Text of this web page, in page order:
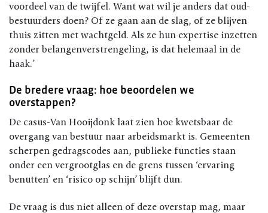
voordeel van de twijfel. Want wat wil je anders dat oud-
bestuurders doen? Of ze gaan aan de slag, of ze blijven
thuis zitten met wachtgeld. Als ze hun expertise inzetten
zonder belangenverstrengeling, is dat helemaal in de
haak.’
De bredere vraag: hoe beoordelen we
overstappen?
De casus-Van Hooijdonk laat zien hoe kwetsbaar de
overgang van bestuur naar arbeidsmarkt is. Gemeenten
scherpen gedragscodes aan, publieke functies staan
onder een vergrootglas en de grens tussen ‘ervaring
benutten’ en ‘risico op schijn’ blijft dun.
De vraag is dus niet alleen of deze overstap mag, maar